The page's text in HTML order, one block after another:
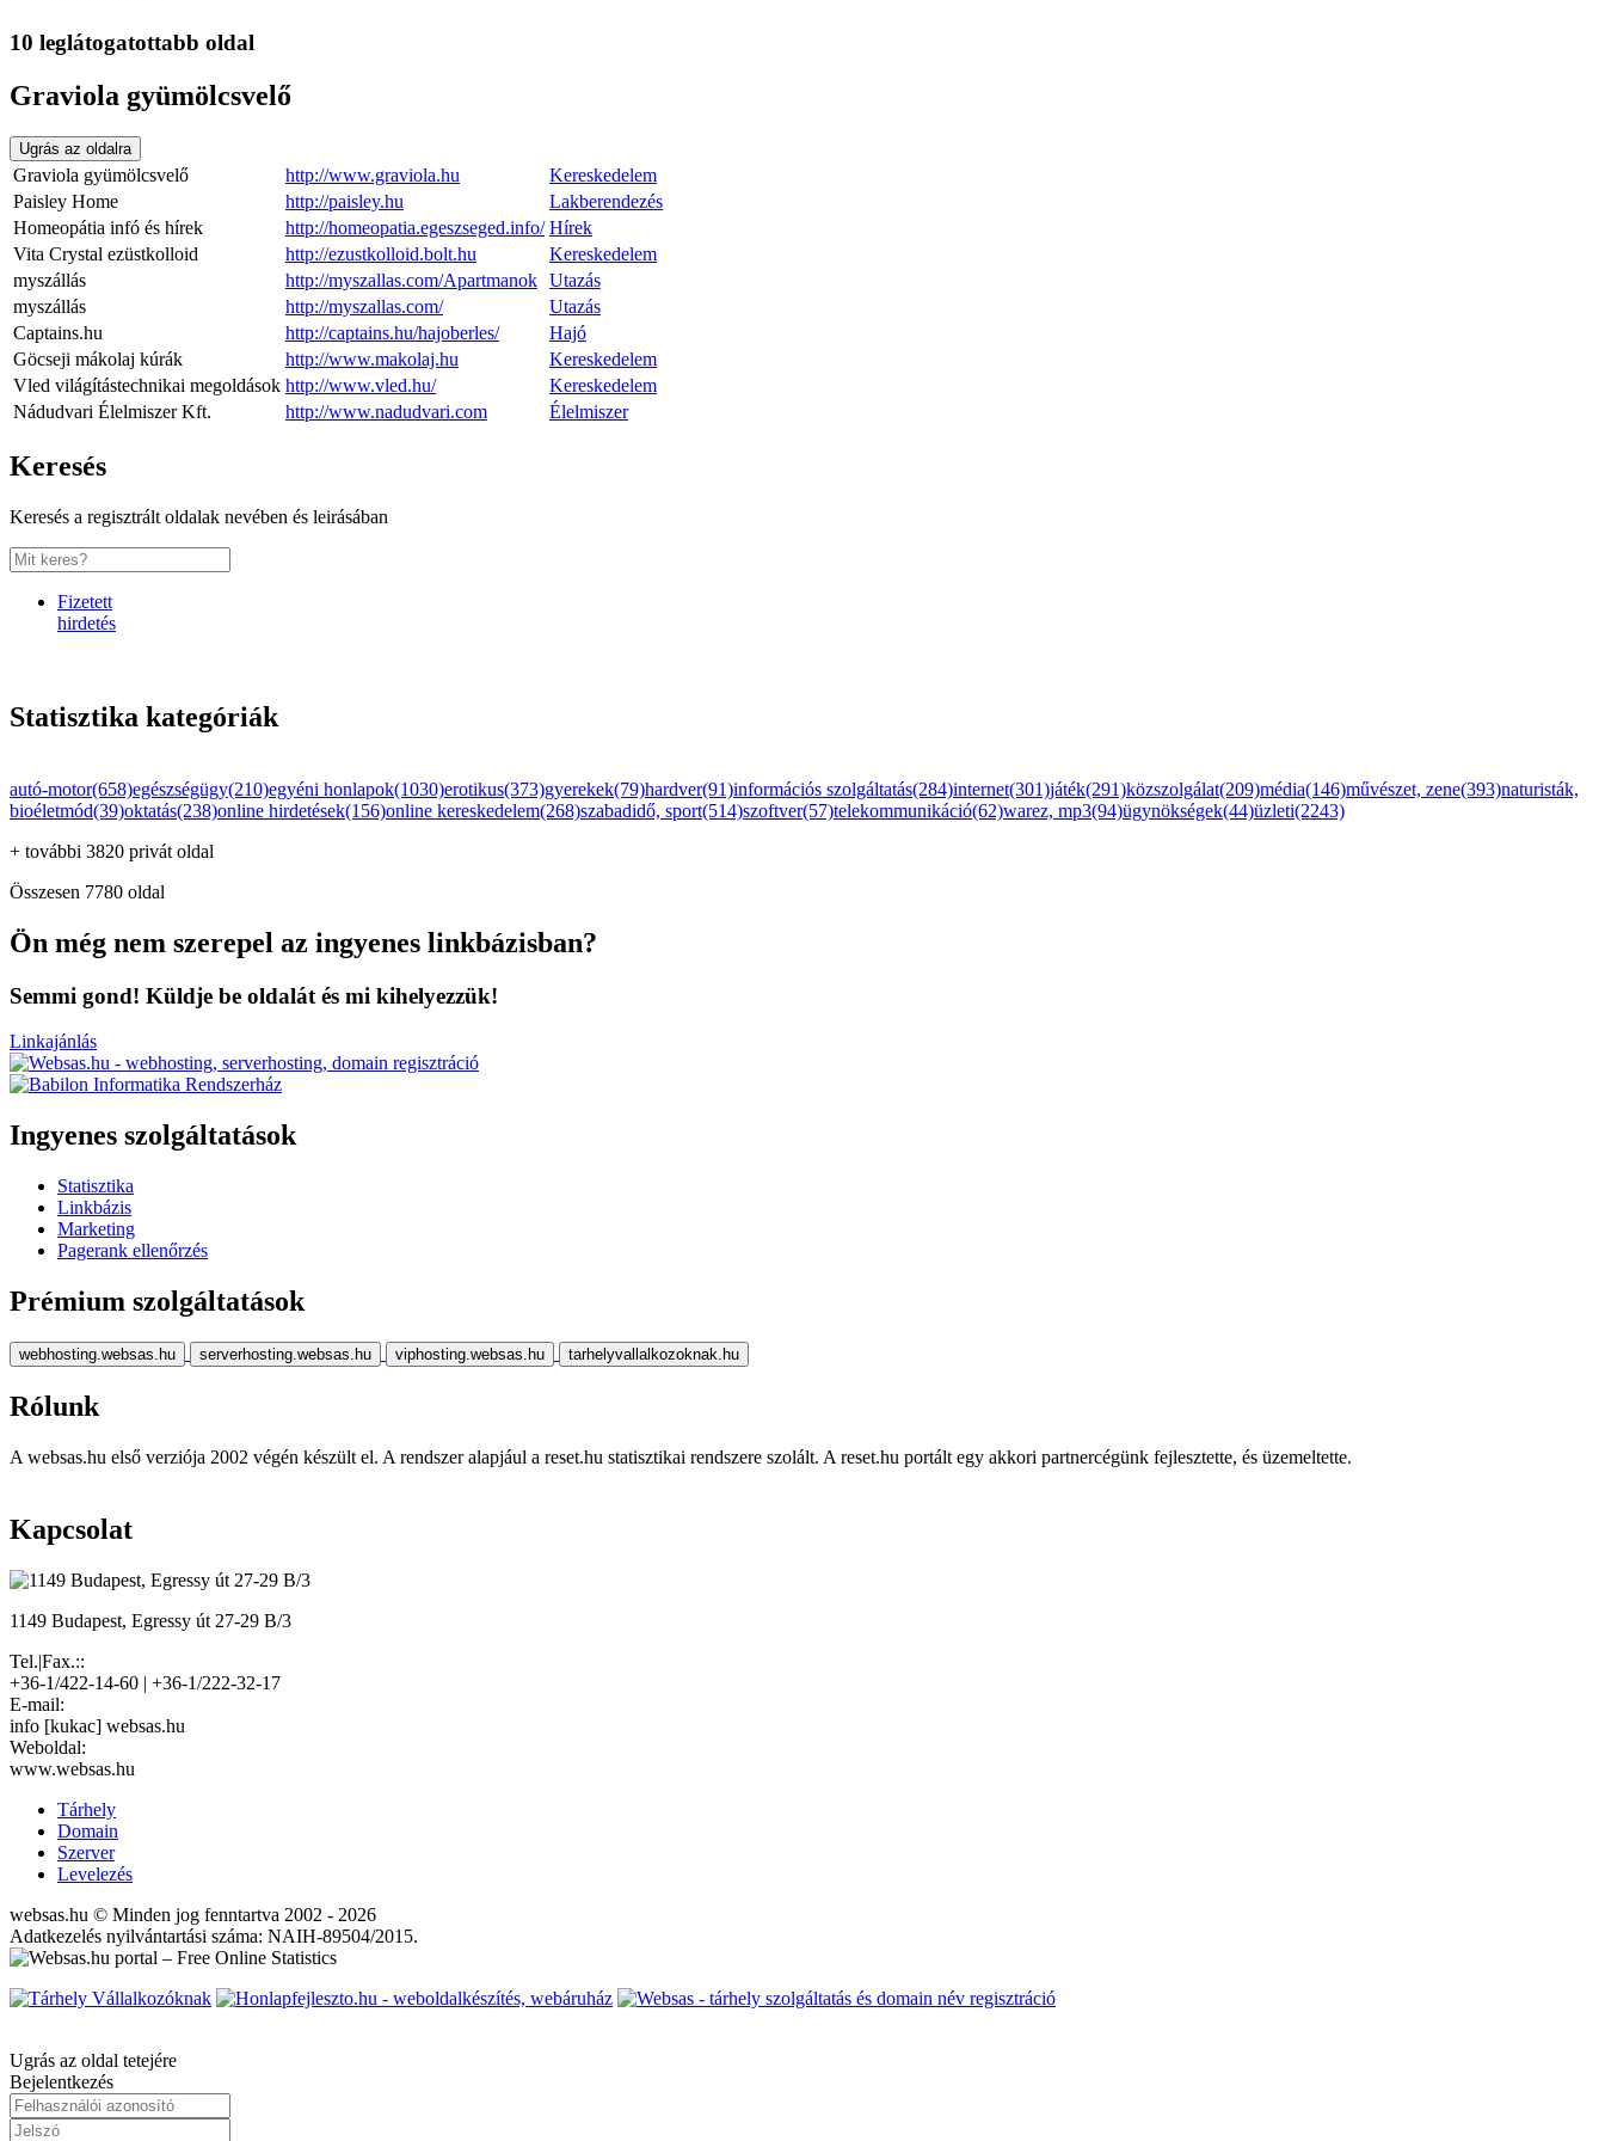
10 leglátogatottabb oldal
Graviola gyümölcsvelő
Ugrás az oldalra
Graviola gyümölcsvelő http://www.graviola.hu
Kereskedelem
Paisley Home
http://paisley.hu
Lakberendezés
Homeopátia infó és hírek
http://homeopatia.egeszseged.info/ Hírek
Vita Crystal ezüstkolloid
http://ezustkolloid.bolt.hu
Kereskedelem
myszállás
http://myszallas.com/Apartmanok Utazás
myszállás
http://myszallas.com/
Utazás
Captains.hu
http://captains.hu/hajoberles/
Hajó
Göcseji mákolaj kúrák
http://www.makolaj.hu
Kereskedelem
Vled világítástechnikai megoldások http://www.vled.hu/
Kereskedelem
Nádudvari Élelmiszer Kft.
http://www.nadudvari.com Élelmiszer
Keresés
Keresés a regisztrált oldalak nevében és leirásában
Fizetett
hirdetés
Statisztika kategóriák
autó-motor(658)egészségügy(210)egyéni honlapok(1030)erotikus(373)gyerekek(79)hardver(91)információs szolgáltatás(284)internet(301)játék(291)közszolgálat(209)média(146)művészet, zene(393)naturisták,
bioéletmód(39)oktatás(238)online hirdetések(156)online kereskedelem(268)szabadidő, sport(514)szoftver(57)telekommunikáció(62)warez, mp3(94)ügynökségek(44)üzleti(2243)
+ további 3820 privát oldal
Összesen 7780 oldal
Ön még nem szerepel az ingyenes linkbázisban?
Semmi gond! Küldje be oldalát és mi kihelyezzük!
Linkajánlás
Ingyenes szolgáltatások
Statisztika
Linkbázis
Marketing
Pagerank ellenőrzés
Prémium szolgáltatások
webhosting.websas.hu serverhosting.websas.hu viphosting.websas.hu tarhelyvallalkozoknak.hu
Rólunk
A websas.hu első verziója 2002 végén készült el. A rendszer alapjául a reset.hu statisztikai rendszere szolált. A reset.hu portált egy akkori partnercégünk fejlesztette, és üzemeltette.
Kapcsolat
1149 Budapest, Egressy út 27-29 B/3
Tel.|Fax.::
+36-1/422-14-60 | +36-1/222-32-17
E-mail:
info [kukac] websas.hu
Weboldal:
www.websas.hu
Tárhely
Domain
Szerver
Levelezés
websas.hu © Minden jog fenntartva 2002 - 2026
Adatkezelés nyilvántartási száma: NAIH-89504/2015.
Ugrás az oldal tetejére
Bejelentkezés